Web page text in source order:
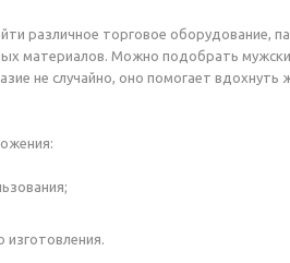
различное торговое оборудование,
материалов. Можно подобрать
не случайно, оно помогает вдохнуть
изготовления.